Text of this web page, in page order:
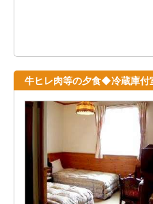
牛ヒレ肉等の夕食◆冷蔵庫